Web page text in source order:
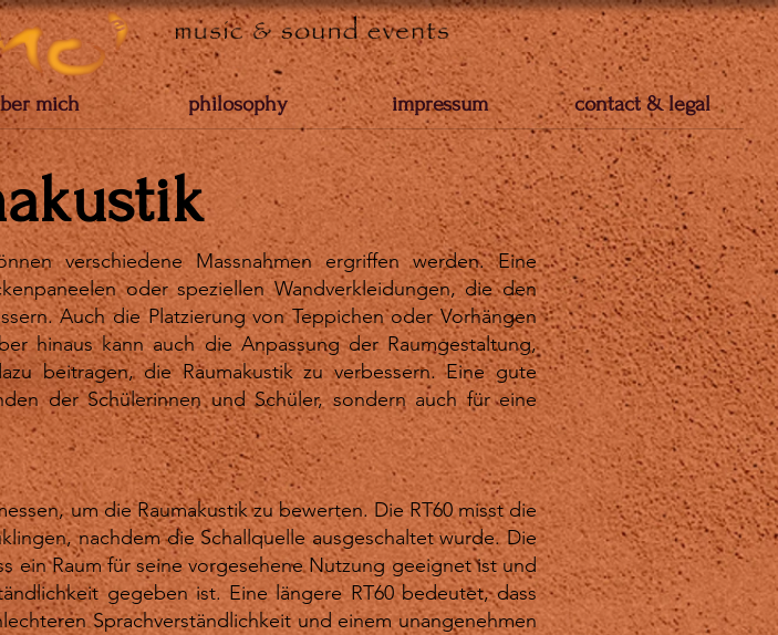
mich philosophy impressum contact & legal
verschiedene Massnahmen ergriffen werden. Eine
oder speziellen Wandverkleidungen, die den
Auch die Platzierung von Teppichen oder Vorhängen
hinaus kann auch die Anpassung der Raumgestaltung,
beitragen, die Raumakustik zu verbessern. Eine gute
der Schülerinnen und Schüler, sondern auch für eine
um die Raumakustik zu bewerten. Die RT60 misst die
nachdem die Schallquelle ausgeschaltet wurde. Die
ein Raum für seine vorgesehene Nutzung geeignet ist und
gegeben ist. Eine längere RT60 bedeutet, dass
Sprachverständlichkeit und einem unangenehmen